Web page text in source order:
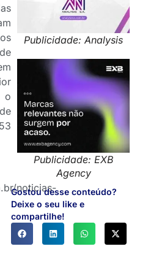
Publicidade: Analysis
Publicidade: EXB
Agency
Gostou desse conteúdo?
Deixe o seu like e
compartilhe!
o
noticias-